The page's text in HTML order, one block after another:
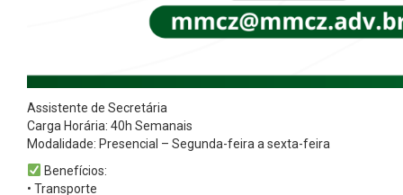
Assistente de Secretária
Carga Horária: 40h Semanais
Modalidade: Presencial – Segunda-feira a sexta-feira
Benefícios:
• Transporte